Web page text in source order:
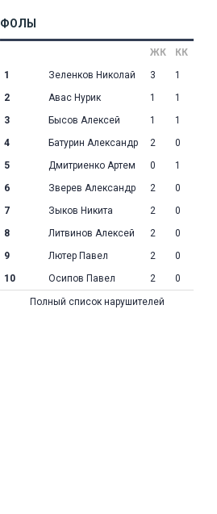
ФОЛЫ
ЖК
КК
1
Зеленков Николай 3
1
2
Авас Нурик 1
1
3
Бысов Алексей 1
1
4
Батурин Александр 2
0
5
Дмитриенко Артем 0
1
6
Зверев Александр 2
0
7
Зыков Никита 2
0
8
Литвинов Алексей 2
0
9
Лютер Павел 2
0
10
Осипов Павел 2 0
Полный список нарушителей